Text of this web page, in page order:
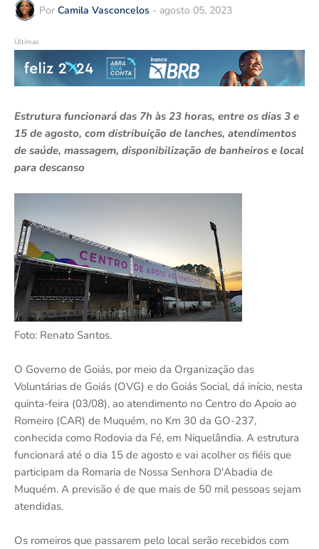
Por Camila Vasconcelos - agosto 05, 2023
Últimas
Estrutura funcionará das 7h às 23 horas, entre os dias 3 e
15 de agosto, com distribuição de lanches, atendimentos
de saúde, massagem, disponibilização de banheiros e local
para descanso
Foto: Renato Santos.
O Governo de Goiás, por meio da Organização das
Voluntárias de Goiás (OVG) e do Goiás Social, dá início, nesta
quinta-feira (03/08), ao atendimento no Centro do Apoio ao
Romeiro (CAR) de Muquém, no Km 30 da GO-237,
conhecida como Rodovia da Fé, em Niquelândia. A estrutura
funcionará até o dia 15 de agosto e vai acolher os fiéis que
participam da Romaria de Nossa Senhora D'Abadia de
Muquém. A previsão é de que mais de 50 mil pessoas sejam
atendidas.
Os romeiros que passarem pelo local serão recebidos com